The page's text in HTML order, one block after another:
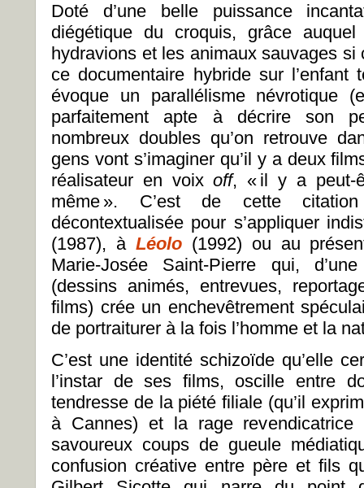
Doté d’une belle puissance
diégétique du croquis, grâce
hydravions et les animaux sauvages
ce documentaire hybride sur l’enfant
évoque un parallélisme
parfaitement apte à décrire son
nombreux doubles qu’on retrouve
gens vont s’imaginer qu’il y a deux
réalisateur en voixoff, « il y a peut-
même ». C’est de cette citation
décontextualisée pour s’appliquer
(1987), à Léolo(1992) ou au
Marie-Josée Saint-Pierre qui,
(dessins animés, entrevues,
films) crée un enchevêtrement
de portraiturer à la fois l’homme et la
C’est une identité schizoïde qu’elle
l’instar de ses films, oscille entre
tendresse de la piété filiale (qu’il
à Cannes) et la rage revendicatrice
savoureux coups de gueule
confusion créative entre père et fils